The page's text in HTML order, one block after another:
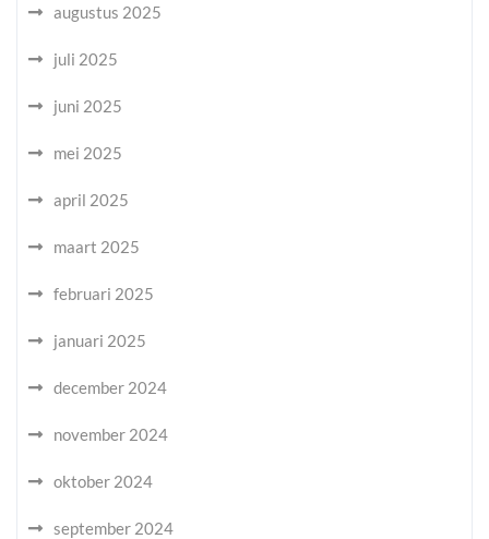
augustus 2025
juli 2025
juni 2025
mei 2025
april 2025
maart 2025
februari 2025
januari 2025
december 2024
november 2024
oktober 2024
september 2024